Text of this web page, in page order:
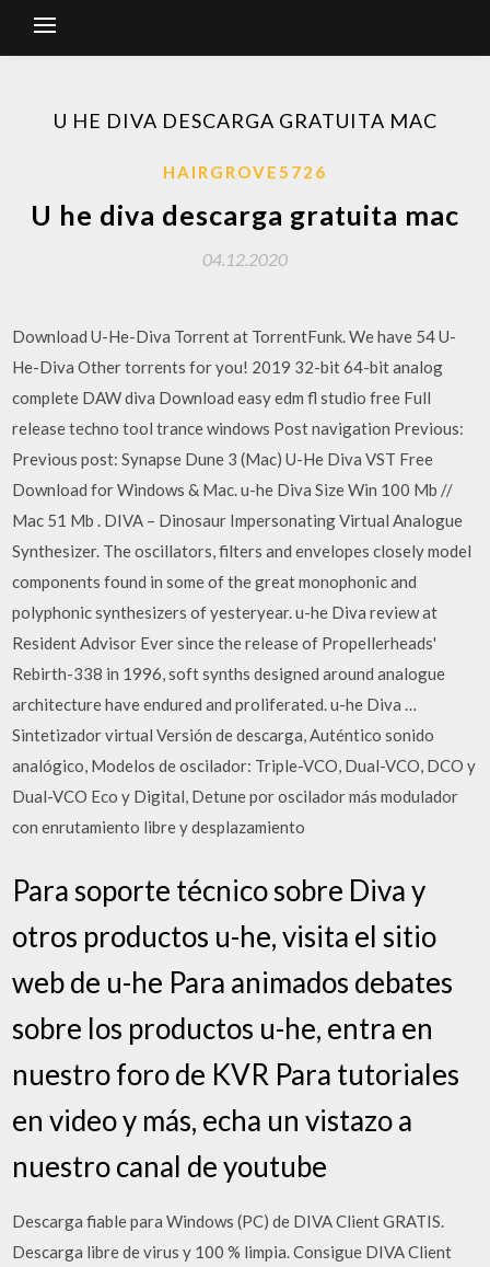
U HE DIVA DESCARGA GRATUITA MAC
HAIRGROVE5726
U he diva descarga gratuita mac
04.12.2020
Download U-He-Diva Torrent at TorrentFunk. We have 54 U-
He-Diva Other torrents for you! 2019 32-bit 64-bit analog
complete DAW diva Download easy edm fl studio free Full
release techno tool trance windows Post navigation Previous:
Previous post: Synapse Dune 3 (Mac) U-He Diva VST Free
Download for Windows & Mac. u-he Diva Size Win 100 Mb //
Mac 51 Mb . DIVA – Dinosaur Impersonating Virtual Analogue
Synthesizer. The oscillators, filters and envelopes closely model
components found in some of the great monophonic and
polyphonic synthesizers of yesteryear. u-he Diva review at
Resident Advisor Ever since the release of Propellerheads'
Rebirth-338 in 1996, soft synths designed around analogue
architecture have endured and proliferated. u-he Diva …
Sintetizador virtual Versión de descarga, Auténtico sonido
analógico, Modelos de oscilador: Triple-VCO, Dual-VCO, DCO y
Dual-VCO Eco y Digital, Detune por oscilador más modulador
con enrutamiento libre y desplazamiento
Para soporte técnico sobre Diva y
otros productos u-he, visita el sitio
web de u-he Para animados debates
sobre los productos u-he, entra en
nuestro foro de KVR Para tutoriales
en video y más, echa un vistazo a
nuestro canal de youtube
Descarga fiable para Windows (PC) de DIVA Client GRATIS.
Descarga libre de virus y 100 % limpia. Consigue DIVA Client